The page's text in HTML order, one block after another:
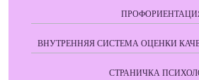
ВНУТРЕННЯЯ СИСТЕМА ОЦЕНКИ
СТРАНИЧКА